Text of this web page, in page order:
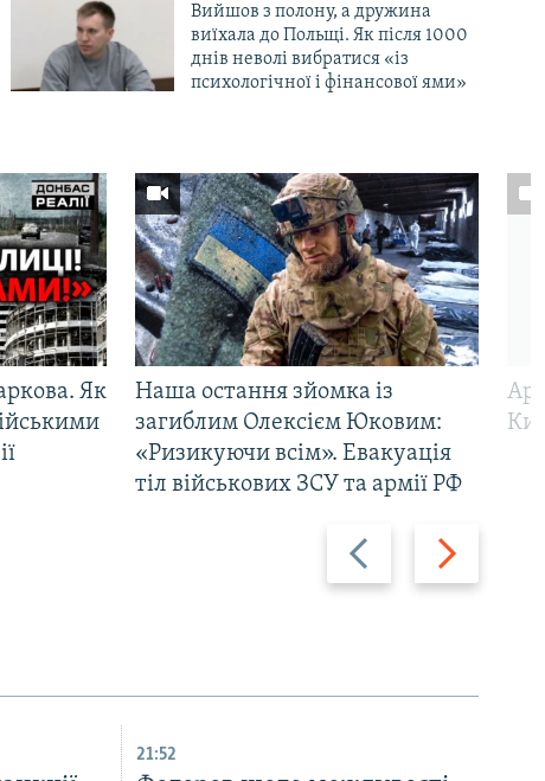
Вийшов з полону, а дружина
виїхала до Польщі. Як після 1000
днів неволі вибратися «із
психологічної і фінансової ями»
Назад Вперед
Як
Наша остання зйомка із
загиблим Олексієм Юковим:
«Ризикуючи всім». Евакуація
тіл військових ЗСУ та армії РФ
21:52